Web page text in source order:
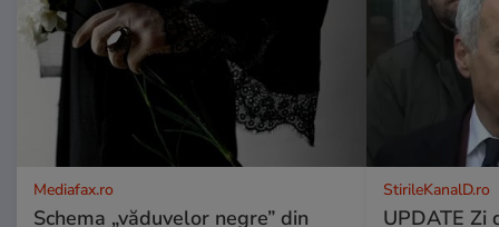
Mediafax.ro
Schema „văduvelor negre” din
StirileKanalD.ro
UPDATE Zi